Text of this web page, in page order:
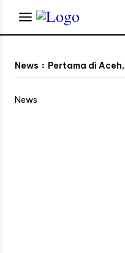
News Pertama di
News